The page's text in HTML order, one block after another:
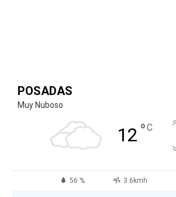
POSADAS
Muy Nuboso
12 °C
56 % 3.6kmh